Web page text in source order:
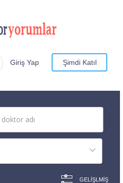
Giriş Yap Şimdi Katıl
GELIŞLMIŞ